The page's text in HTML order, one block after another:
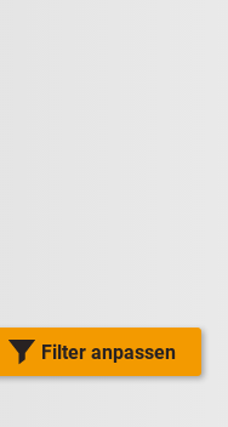
Filter anpassen